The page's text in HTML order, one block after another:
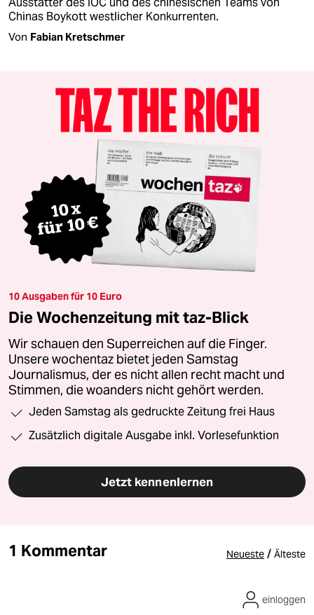
Chinas Boykott westlicher Konkurrenten.
Von Fabian Kretschmer
10 Ausgaben für 10 Euro
Die Wochenzeitung mit taz-Blick
Wir schauen den Superreichen auf die Finger.
Unsere wochentaz bietet jeden Samstag
Journalismus, der es nicht allen recht macht und
Stimmen, die woanders nicht gehört werden.
Jeden Samstag als gedruckte Zeitung frei Haus
Zusätzlich digitale Ausgabe inkl. Vorlesefunktion
Jetzt kennenlernen
1 Kommentar Neueste / Älteste
einloggen